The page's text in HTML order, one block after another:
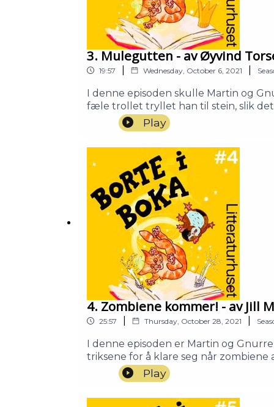
3. Mulegutten - av Øyvind
19:57 Wednesday, October 6, 2021
I denne episoden skulle Martin og
fæle trollet tryllet han til stein, slik
for å redde Gnurre?Prisbelønte
Likevel tar han seg tid til å komme
Mulegutten/Trollet: Petter
Litteraturhuset.
Play
4. Zombiene kommer! - av Jill
25:57 Thursday, October 28, 2021
I denne episoden er Martin og
triksene for å klare seg når
prøver?Jill Moursund har skrevet
zombieangrep!Stemmer:Jill
Play